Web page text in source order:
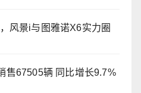
风景i与图雅诺X6实力圈
售67505辆 同比增长9.7%